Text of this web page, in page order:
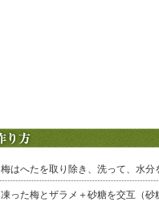
梅はへたを取り除き、洗って、水分
凍った梅とザラメ＋砂糖を交互（